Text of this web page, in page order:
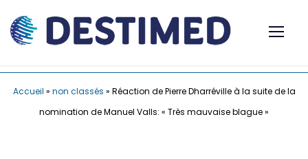
Accueil » non classés » Réaction de Pierre Dharréville à la suite de la
nomination de Manuel Valls: « Très mauvaise blague »